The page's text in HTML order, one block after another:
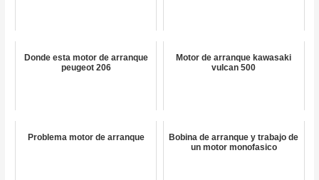
Donde esta motor de arranque
peugeot 206
Motor de arranque kawasaki
vulcan 500
Problema motor de arranque
Bobina de arranque y trabajo de
un motor monofasico